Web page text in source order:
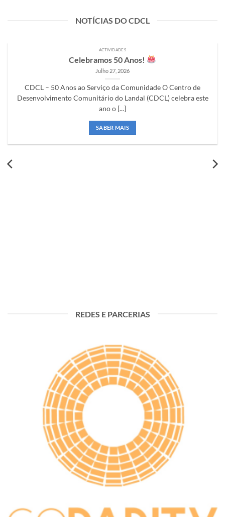
NOTÍCIAS DO CDCL
ACTIVIDADES
Celebramos 50 Anos!
Julho 27, 2026
CDCL – 50 Anos ao Serviço da Comunidade O Centro de
Desenvolvimento Comunitário do Landal (CDCL) celebra este
ano o [...]
SABER MAIS
REDES E PARCERIAS